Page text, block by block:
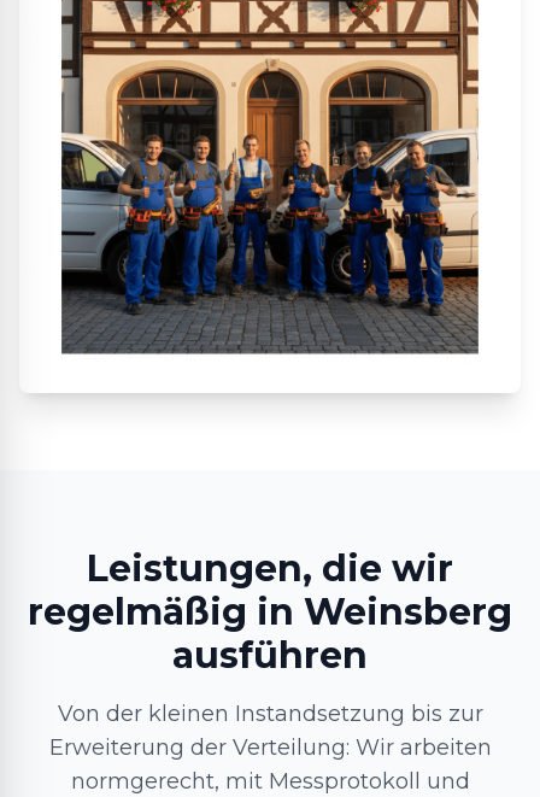
Leistungen, die wir
regelmäßig in Weinsberg
ausführen
Von der kleinen Instandsetzung bis zur
Erweiterung der Verteilung: Wir arbeiten
normgerecht, mit Messprotokoll und